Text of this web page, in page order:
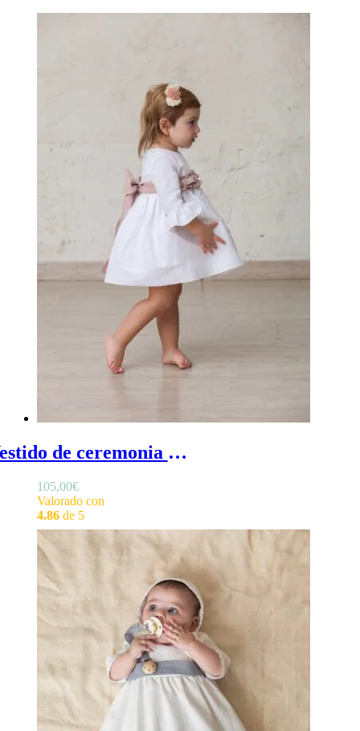
Vestido de ceremonia Rita de bebé - Vestido blanco bebé niña en lino, cuello redondo y volante en mangas
105,00€
Valorado con
4.86 de 5